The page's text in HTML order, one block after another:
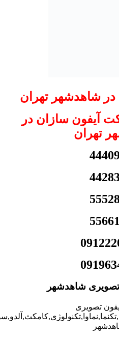
در شاهدشهر تهران
آیفون سازان در
تهران
تصویری شاهدشهر
تصویری